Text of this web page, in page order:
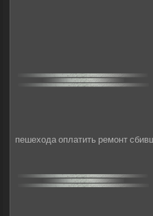
пешехода оплатить ремонт